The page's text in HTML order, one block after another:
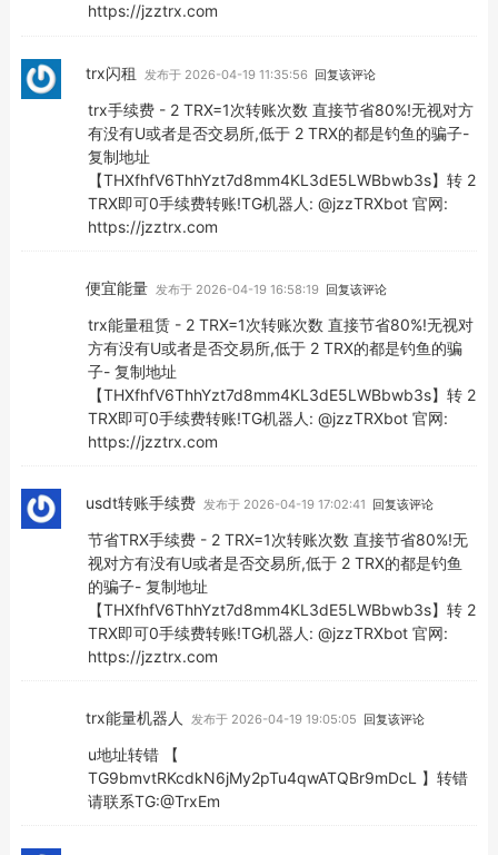
https://jzztrx.com
trx闪租 发布于 2026-04-19 11:35:56 回复该评论
trx手续费 - 2 TRX=1次转账次数 直接节省80%!无视对方
有没有U或者是否交易所,低于 2 TRX的都是钓鱼的骗子-
复制地址
【THXfhfV6ThhYzt7d8mm4KL3dE5LWBbwb3s】转 2
TRX即可0手续费转账!TG机器人: @jzzTRXbot 官网:
https://jzztrx.com
便宜能量 发布于 2026-04-19 16:58:19 回复该评论
trx能量租赁 - 2 TRX=1次转账次数 直接节省80%!无视对
方有没有U或者是否交易所,低于 2 TRX的都是钓鱼的骗
子- 复制地址
【THXfhfV6ThhYzt7d8mm4KL3dE5LWBbwb3s】转 2
TRX即可0手续费转账!TG机器人: @jzzTRXbot 官网:
https://jzztrx.com
usdt转账手续费 发布于 2026-04-19 17:02:41 回复该评论
节省TRX手续费 - 2 TRX=1次转账次数 直接节省80%!无
视对方有没有U或者是否交易所,低于 2 TRX的都是钓鱼
的骗子- 复制地址
【THXfhfV6ThhYzt7d8mm4KL3dE5LWBbwb3s】转 2
TRX即可0手续费转账!TG机器人: @jzzTRXbot 官网:
https://jzztrx.com
trx能量机器人 发布于 2026-04-19 19:05:05 回复该评论
u地址转错 【
TG9bmvtRKcdkN6jMy2pTu4qwATQBr9mDcL 】转错
请联系TG:@TrxEm